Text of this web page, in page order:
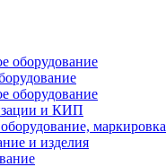
оборудование
оборудование
и КИП
маркировка
и изделия